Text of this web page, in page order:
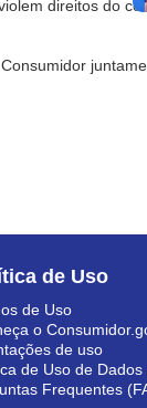
direitos do
de Uso
de Uso
o
de uso
de Uso de Dados
Frequentes